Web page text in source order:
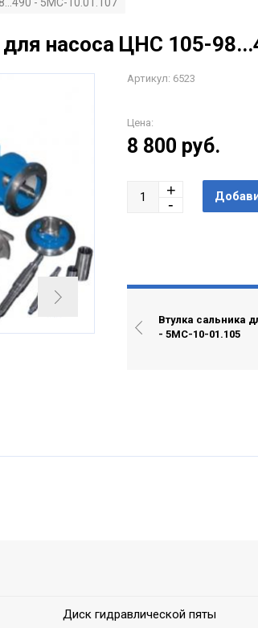
насоса ЦНС 105-
Артикул: 6523
Цена:
8 800 руб.
Втулка сальника
- 5МС-10-01.105
Диск гидравлической пяты